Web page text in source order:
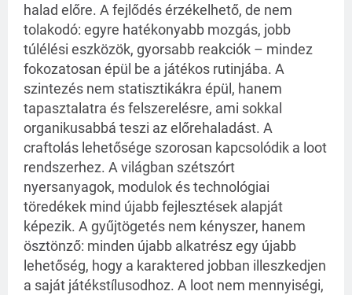
halad előre. A fejlődés érzékelhető, de nem
tolakodó: egyre hatékonyabb mozgás, jobb
túlélési eszközök, gyorsabb reakciók – mindez
fokozatosan épül be a játékos rutinjába. A
szintezés nem statisztikákra épül, hanem
tapasztalatra és felszerelésre, ami sokkal
organikusabbá teszi az előrehaladást. A
craftolás lehetősége szorosan kapcsolódik a loot
rendszerhez. A világban szétszórt
nyersanyagok, modulok és technológiai
töredékek mind újabb fejlesztések alapját
képezik. A gyűjtögetés nem kényszer, hanem
ösztönző: minden újabb alkatrész egy újabb
lehetőség, hogy a karaktered jobban illeszkedjen
a saját játékstílusodhoz. A loot nem mennyiségi,